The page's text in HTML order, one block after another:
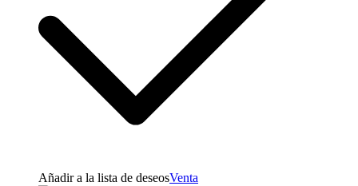
Añadir a la lista de deseosVenta